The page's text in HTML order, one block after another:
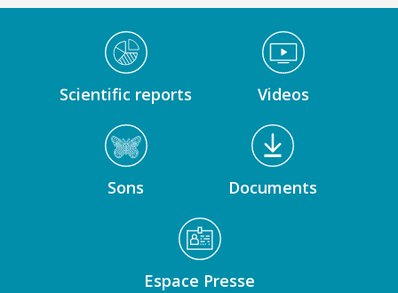
Médiathèque Footer
Scientific reports Videos
Sons Documents
Espace Presse